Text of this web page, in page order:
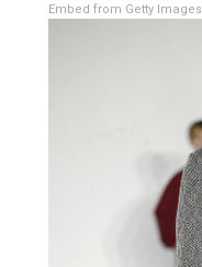
Embed from Getty Images